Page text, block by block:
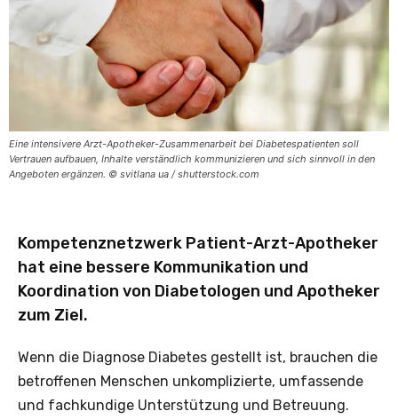
Eine intensivere Arzt-Apotheker-Zusammenarbeit bei Diabetespatienten soll
Vertrauen aufbauen, Inhalte verständlich kommunizieren und sich sinnvoll in den
Angeboten ergänzen. © svitlana ua / shutterstock.com
Kompetenznetzwerk Patient-Arzt-Apotheker
hat eine bessere Kommunikation und
Koordination von Diabetologen und Apotheker
zum Ziel.
Wenn die Diagnose Diabetes gestellt ist, brauchen die
betroffenen Menschen unkomplizierte, umfassende
und fachkundige Unterstützung und Betreuung.